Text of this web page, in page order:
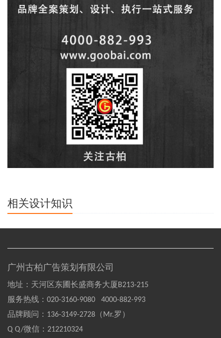
相关设计知识
广州古柏广告策划有限公司
地址：天河区东圃长盛商务大厦B213-215
服务热线： 020-3160-9080 4000-882-993
品牌顾问： 136-3149-2728（Mr.罗）
Q Q/微信： 212210324